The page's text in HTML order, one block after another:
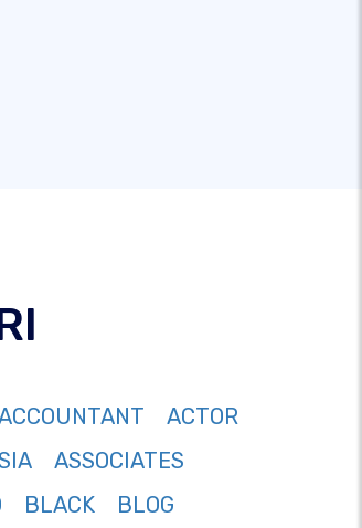
ACTOR
ASSOCIATES
BLACK BLOG